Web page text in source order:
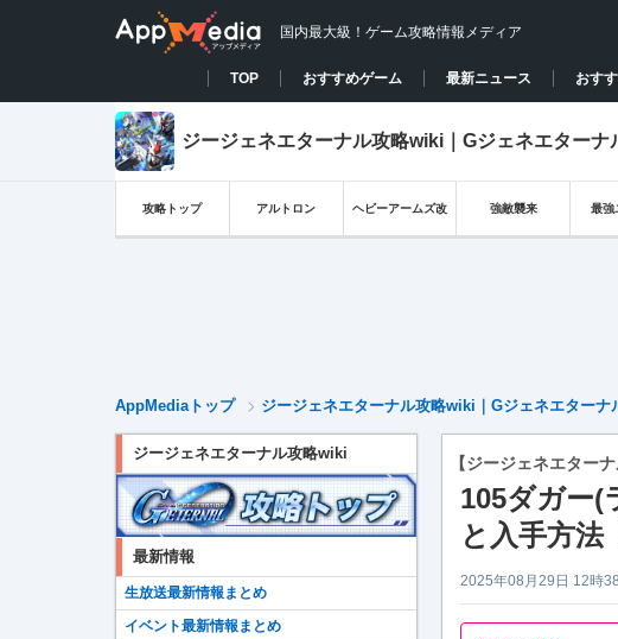
国内最大級！ゲーム攻略情報メディア
TOP おすすめゲーム 最新ニュース おす
ジージェネエターナル攻略wiki｜Gジェネエターナ
攻略トップ アルトロン ヘビーアームズ改 強敵襲来 最強
AppMediaトップ ジージェネエターナル攻略wiki｜Gジェネエターナ
【ジージェネエターナ
105ダガー(
と入手方法
2025年08月29日 12時
ジージェネエターナル攻略wiki
最新情報
生放送最新情報まとめ
イベント最新情報まとめ